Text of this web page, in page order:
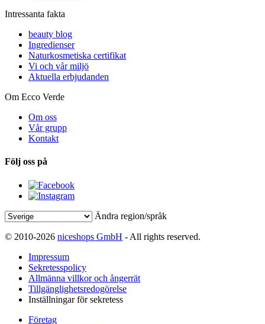
Intressanta fakta
beauty blog
Ingredienser
Naturkosmetiska certifikat
Vi och vår miljö
Aktuella erbjudanden
Om Ecco Verde
Om oss
Vår grupp
Kontakt
Följ oss på
Ändra region/språk
© 2010-2026 niceshops GmbH - All rights reserved.
Impressum
Sekretesspolicy
Allmänna villkor och ångerrät
Tillgänglighetsredogörelse
Inställningar för sekretess
Företag